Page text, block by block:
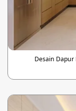
Desain Dapur